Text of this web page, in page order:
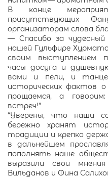
В конце
присутствующих
организаторам слова
— Спасибо за чудесный
нашей Гульфире
своим выступлением
часы досуга и
вами и пели, и
исторических фактов
прощаемся, а
встреч!”
“Уверены, что наши
бережно хранят
традиции и крепко
в дальнейшем
пополнять наше
выразили свои
Вильданов и Фина